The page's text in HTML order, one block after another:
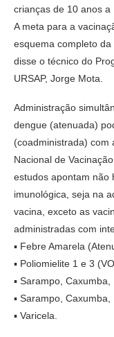
crianças de 10 anos a
A meta para a
esquema completo da
disse o técnico do
URSAP, Jorge Mota.
Administração
dengue (atenuada)
(coadministrada) com
Nacional de
estudos apontam não
imunológica, seja na
vacina, exceto as
administradas com
▪ Febre Amarela
▪ Poliomielite 1 e 3
▪ Sarampo, Caxumba,
▪ Sarampo,
▪ Varicela.